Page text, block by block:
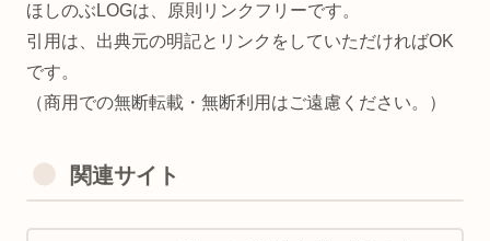
ほしのぶLOGは、原則リンクフリーです。
引用は、出典元の明記とリンクをしていただければOK
です。
（商用での無断転載・無断利用はご遠慮ください。）
関連サイト